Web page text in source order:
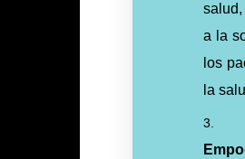
a la
los
la